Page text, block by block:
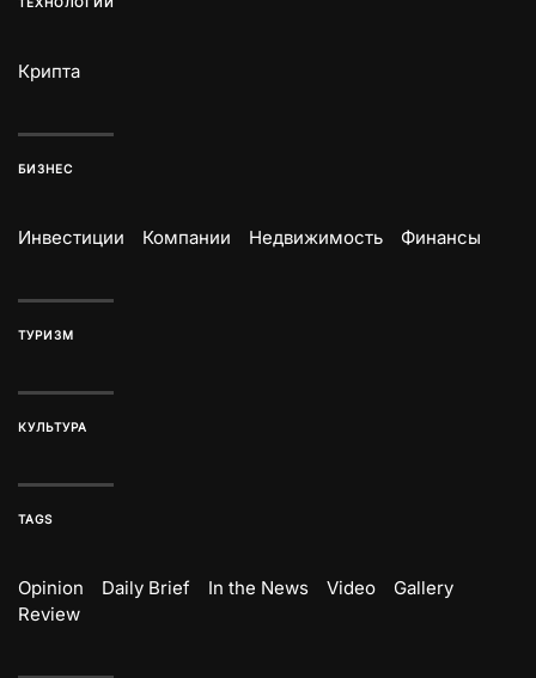
Крипта
БИЗНЕС
Инвестиции Компании Недвижимость Финансы
ТУРИЗМ
КУЛЬТУРА
TAGS
Opinion Daily Brief In the News Video
Gallery
Review